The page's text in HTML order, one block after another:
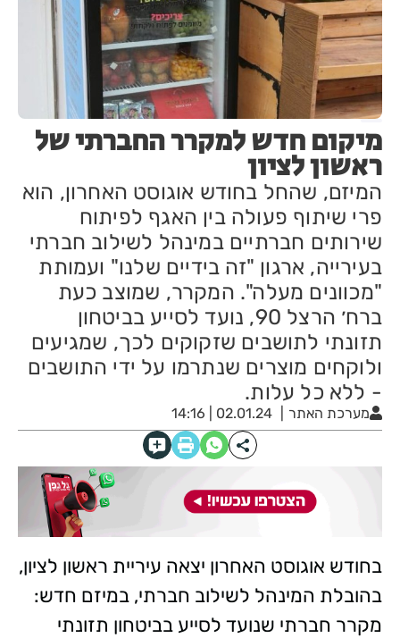
מיקום חדש למקרר החברתי של
ראשון לציון
המיזם, שהחל בחודש אוגוסט האחרון, הוא
פרי שיתוף פעולה בין האגף לפיתוח
שירותים חברתיים במינהל לשילוב חברתי
בעירייה, ארגון "זה בידיים שלנו" ועמותת
"מכוונים מעלה". המקרר, שמוצב כעת
ברח׳ הרצל 90, נועד לסייע בביטחון
תזונתי לתושבים שזקוקים לכך, שמגיעים
ולוקחים מוצרים שנתרמו על ידי התושבים
- ללא כל עלות.
מערכת האתר 02.01.24 | 14:16
בחודש אוגוסט האחרון יצאה עיריית ראשון לציון,
בהובלת המינהל לשילוב חברתי, במיזם חדש:
מקרר חברתי שנועד לסייע בביטחון תזונתי